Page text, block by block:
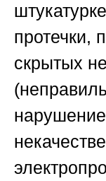
протечки,
скрытых